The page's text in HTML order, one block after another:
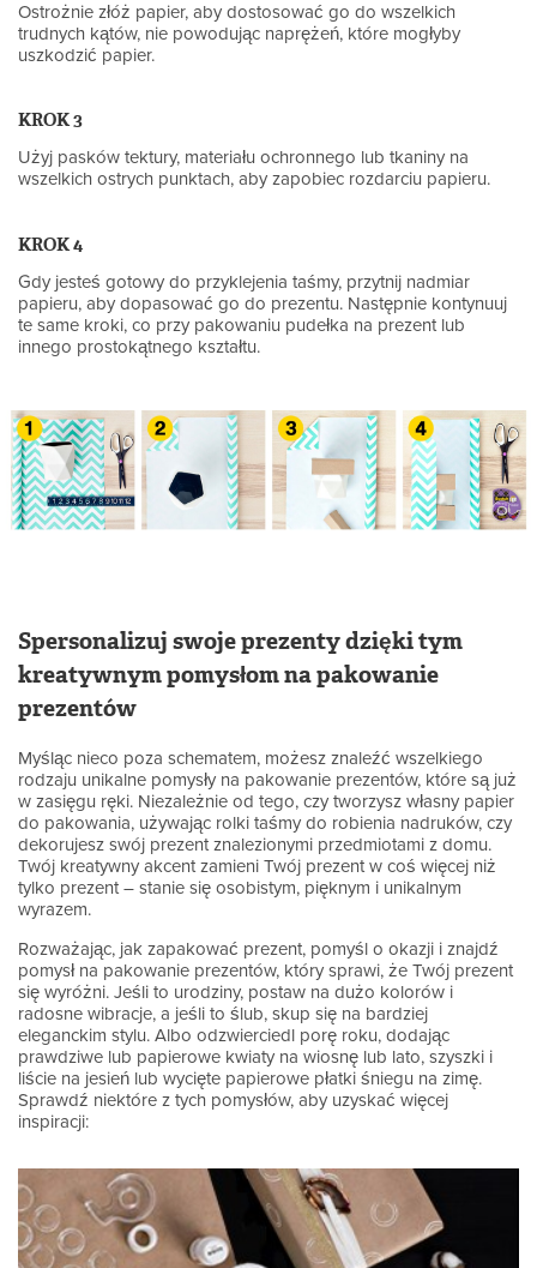
Ostrożnie złóż papier, aby dostosować go do wszelkich
trudnych kątów, nie powodując naprężeń, które mogłyby
uszkodzić papier.
KROK 3
Użyj pasków tektury, materiału ochronnego lub tkaniny na
wszelkich ostrych punktach, aby zapobiec rozdarciu papieru.
KROK 4
Gdy jesteś gotowy do przyklejenia taśmy, przytnij nadmiar
papieru, aby dopasować go do prezentu. Następnie kontynuuj
te same kroki, co przy pakowaniu pudełka na prezent lub
innego prostokątnego kształtu.
Spersonalizuj swoje prezenty dzięki tym
kreatywnym pomysłom na pakowanie
prezentów
Myśląc nieco poza schematem, możesz znaleźć wszelkiego
rodzaju unikalne pomysły na pakowanie prezentów, które są już
w zasięgu ręki. Niezależnie od tego, czy tworzysz własny papier
do pakowania, używając rolki taśmy do robienia nadruków, czy
dekorujesz swój prezent znalezionymi przedmiotami z domu.
Twój kreatywny akcent zamieni Twój prezent w coś więcej niż
tylko prezent – stanie się osobistym, pięknym i unikalnym
wyrazem.
Rozważając, jak zapakować prezent, pomyśl o okazji i znajdź
pomysł na pakowanie prezentów, który sprawi, że Twój prezent
się wyróżni. Jeśli to urodziny, postaw na dużo kolorów i
radosne wibracje, a jeśli to ślub, skup się na bardziej
eleganckim stylu. Albo odzwierciedl porę roku, dodając
prawdziwe lub papierowe kwiaty na wiosnę lub lato, szyszki i
liście na jesień lub wycięte papierowe płatki śniegu na zimę.
Sprawdź niektóre z tych pomysłów, aby uzyskać więcej
inspiracji: